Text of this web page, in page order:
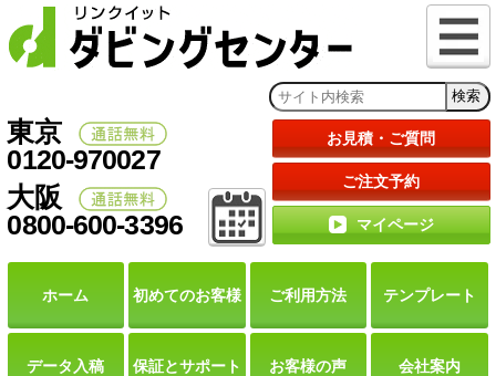
お見積・ご質問
ご注文予約
マイページ
東京
0120-970027
大阪
0800-600-3396
ホーム 初めてのお客様 ご利用方法 テンプレート
データ 入稿 保証とサポート お客様の声 会社案内